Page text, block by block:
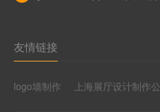
友情链接
logo墙制作 上海展厅设计制作